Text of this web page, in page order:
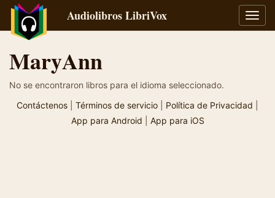
Audiolibros LibriVox
MaryAnn
No se encontraron libros para el idioma seleccionado.
Contáctenos
Términos de servicio Política de Privacidad
App para Android
App para iOS